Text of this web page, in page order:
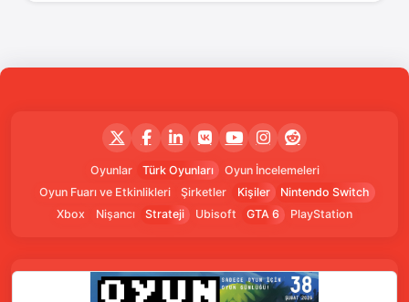
Oyunlar Türk Oyunları
Oyun İncelemeleri
Oyun Fuarı ve Etkinlikleri
Şirketler Kişiler
Nintendo Switch
Xbox
Nişancı Strateji Ubisoft GTA 6 PlayStation